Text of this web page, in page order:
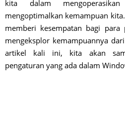
kita dalam
mengoptimalkan kemampuan
memberi kesempatan bagi para
mengeksplor kemampuannya
artikel kali ini, kita akan
pengaturan yang ada dalam